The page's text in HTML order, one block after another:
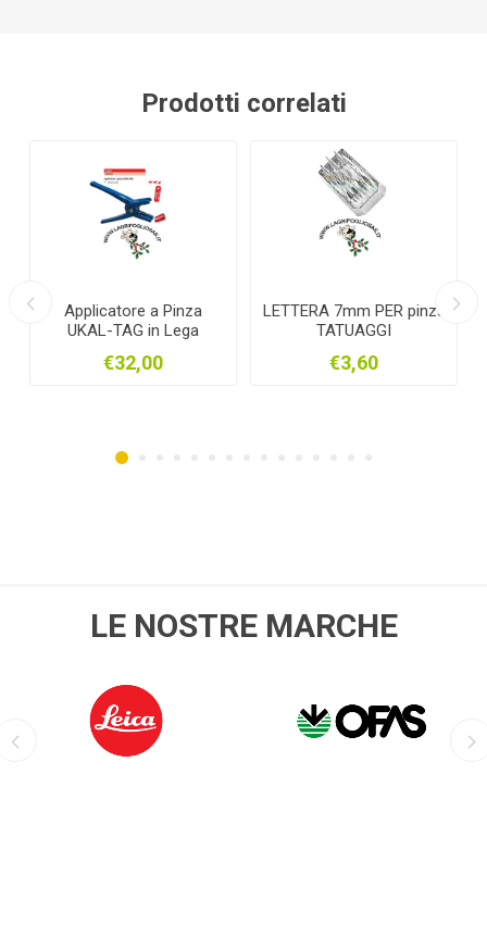
Prodotti correlati
Pinza
LETTERA 7mm PER pinza
TATUAGGI
MARCA OVINI
ARANCIONE 101-
LE NOSTRE MARCHE